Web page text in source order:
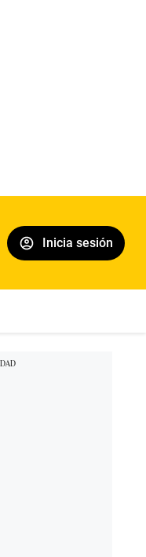
Inicia sesión